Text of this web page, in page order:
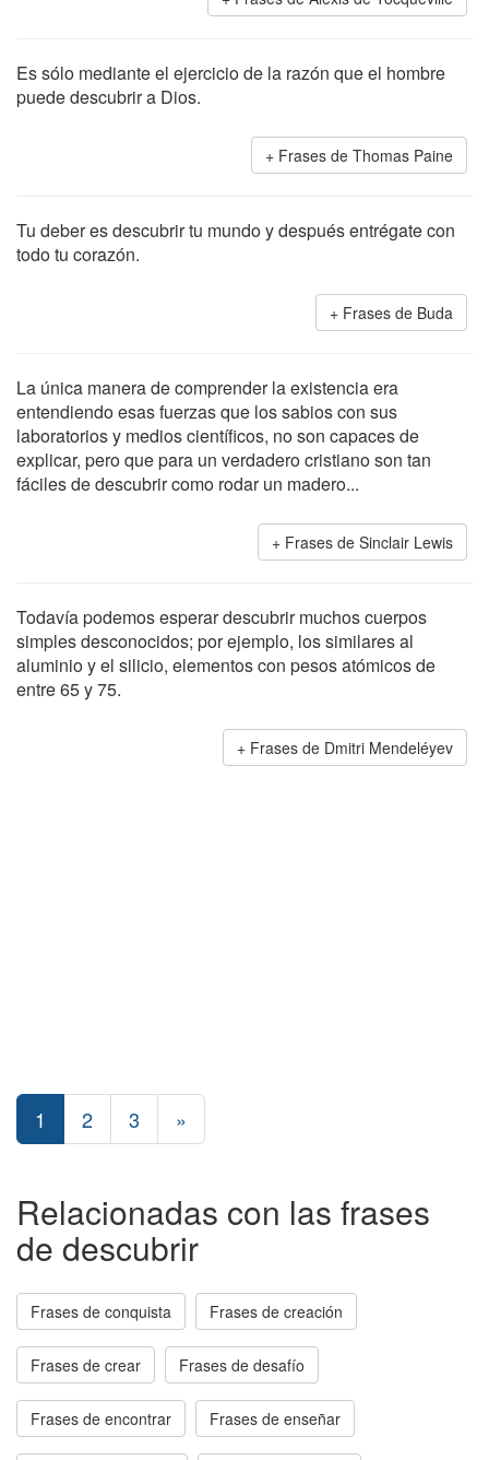
Es sólo mediante el ejercicio de la razón que el hombre
puede descubrir a Dios.
Frases de Thomas Paine
Tu deber es descubrir tu mundo y después entrégate con
todo tu corazón.
Frases de Buda
La única manera de comprender la existencia era
entendiendo esas fuerzas que los sabios con sus
laboratorios y medios científicos, no son capaces de
explicar, pero que para un verdadero cristiano son tan
fáciles de descubrir como rodar un madero...
Frases de Sinclair Lewis
Todavía podemos esperar descubrir muchos cuerpos
simples desconocidos; por ejemplo, los similares al
aluminio y el silicio, elementos con pesos atómicos de
entre 65 y 75.
Frases de Dmitri Mendeléyev
1 2 3 »
Relacionadas con las frases
de descubrir
Frases de conquista Frases de creación
Frases de crear Frases de desafío
Frases de encontrar Frases de enseñar